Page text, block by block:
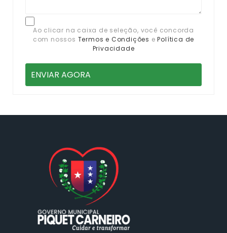
Ao clicar na caixa de seleção, você concorda
com nossos Termos e Condições ePolítica de
Privacidade